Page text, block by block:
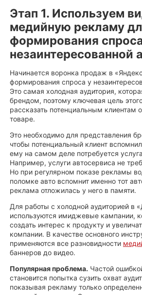
Этап 1. Используем
медийную рекламу
формирования
незаинтересованной
Начинается воронка продаж в
формирования спроса у
Это самая холодная аудитория,
брендом, поэтому ключевая цель
рассказать потенциальным клиентам
товаре.
Это необходимо для представления
чтобы потенциальный клиент
ему на самом деле потребуется
Например, услуги автосервиса не
Но при регулярном показе рекламы
поломке авто вспомнит именно тот
реклама отложилась у него в памяти.
Для работы с холодной аудиторией в
используются имиджевые кампании,
создать интерес к продукту и
компании. В качестве основного
применяются все разновидности
баннеров до видео.
Популярная проблема. Частой
становится попытка сузить охват
показывая рекламу только